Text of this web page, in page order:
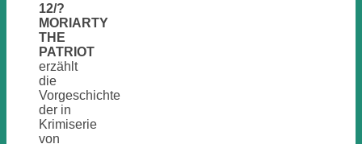
12/?
MORIARTY
THE
PATRIOT
erzählt
die
Vorgeschichte
der in
Krimiserie
von